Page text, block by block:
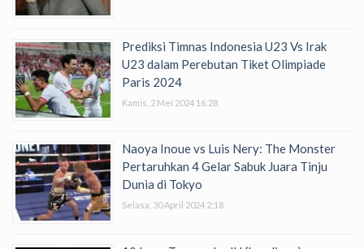
Prediksi Timnas Indonesia U23 Vs Irak
U23 dalam Perebutan Tiket Olimpiade
Paris 2024
Kamis, 2 Mei 2024 16:28
Naoya Inoue vs Luis Nery: The Monster
Pertaruhkan 4 Gelar Sabuk Juara Tinju
Dunia di Tokyo
Selasa, 30 April 2024 2:18